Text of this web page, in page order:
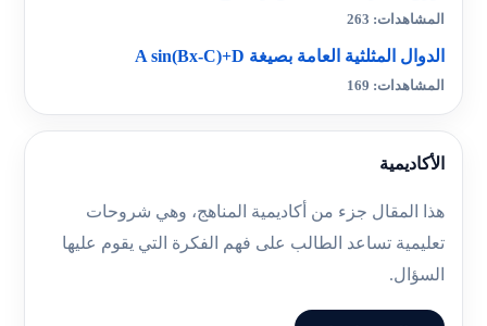
المشاهدات: 263
الدوال المثلثية العامة بصيغة A sin(Bx-C)+D
المشاهدات: 169
الأكاديمية
هذا المقال جزء من أكاديمية المناهج، وهي شروحات
تعليمية تساعد الطالب على فهم الفكرة التي يقوم عليها
السؤال.